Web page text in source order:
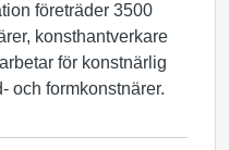
företräder 3500
konsthantverkare
för konstnärlig
och formkonstnärer.